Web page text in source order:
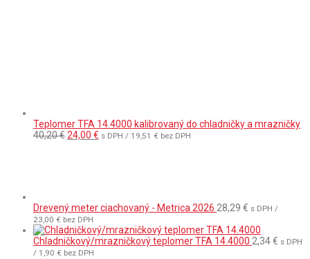
Teplomer TFA 14.4000 kalibrovaný do chladničky a mrazničky
40,20€Pôvodná
24,00 € Aktuálna
s DPH / 19,51 € bez DPH
Drevený meter ciachovaný - Metrica 2026 28,29 € s DPH /
23,00 € bez DPH
Chladničkový/mrazničkový teplomer TFA 14.4000 2,34€ s DPH
/ 1,90 € bez DPH